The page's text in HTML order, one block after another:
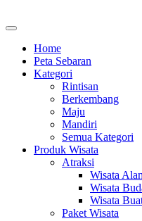
Home
Peta Sebaran
Kategori
Rintisan
Berkembang
Maju
Mandiri
Semua Kategori
Produk Wisata
Atraksi
Wisata
Wisata
Wisata
Paket Wisata